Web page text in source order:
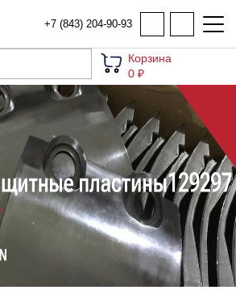
+7 (843) 204-90-93
Корзина
0 ₽